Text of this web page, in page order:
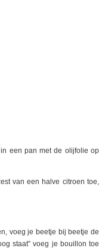
een pan met de olijfolie op
van een halve citroen toe,
voeg je beetje bij beetje de
staat” voeg je bouillon toe